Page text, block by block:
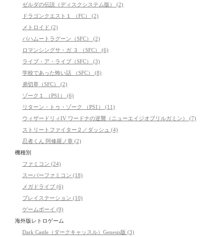
ゼルダの伝説（ディスクシステム版） (2)
ドラゴンクエスト１ （FC） (2)
メトロイド (2)
バハムートラグーン（SFC） (2)
ロマンシングサ・ガ ３ （SFC） (6)
ライブ・ア・ライブ（SFC） (3)
学校であった怖い話 （SFC） (8)
弟切草（SFC） (2)
ゾーク１ （PS1） (6)
リターン・トゥ・ゾーク （PS1） (11)
ウィザードリィIV ワードナの逆襲（ニューエイジオブリルガミン） (7)
ストリートファイター２／ダッシュ (4)
忍者くん 阿修羅ノ章 (2)
機種別
ファミコン (24)
スーパーファミコン (18)
メガドライブ (6)
プレイステーション (10)
ゲームボーイ (9)
海外版レトロゲーム
Dark Castle（ダークキャッスル）Genesis版 (3)